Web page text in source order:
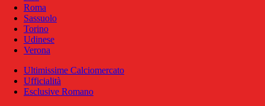
Roma
Sassuolo
Torino
Udinese
Verona
Ultimissime Calciomercato
Ufficialità
Esclusive Romano